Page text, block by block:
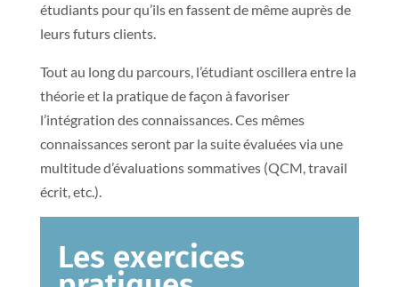
étudiants pour qu’ils en fassent de même auprès de
leurs futurs clients.
Tout au long du parcours, l’étudiant oscillera entre la
théorie et la pratique de façon à favoriser
l’intégration des connaissances. Ces mêmes
connaissances seront par la suite évaluées via une
multitude d’évaluations sommatives (QCM, travail
écrit, etc.).
Les exercices